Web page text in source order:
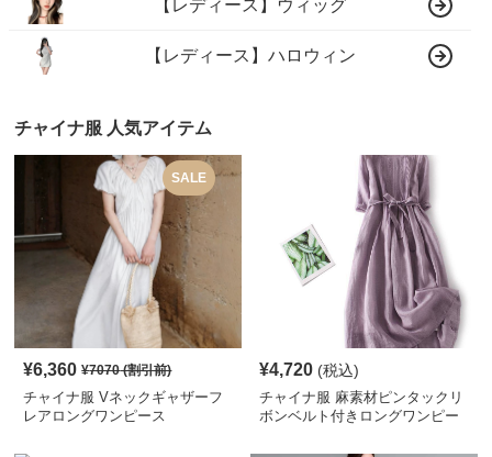
【レディース】ウィッグ
【レディース】ハロウィン
チャイナ服 人気アイテム
SALE
¥6,360 ¥7070(割引前)
チャイナ服 Vネックギャザーフ
レアロングワンピース
¥4,720 (税込)
チャイナ服 麻素材ピンタックリ
ボンベルト付きロングワンピー